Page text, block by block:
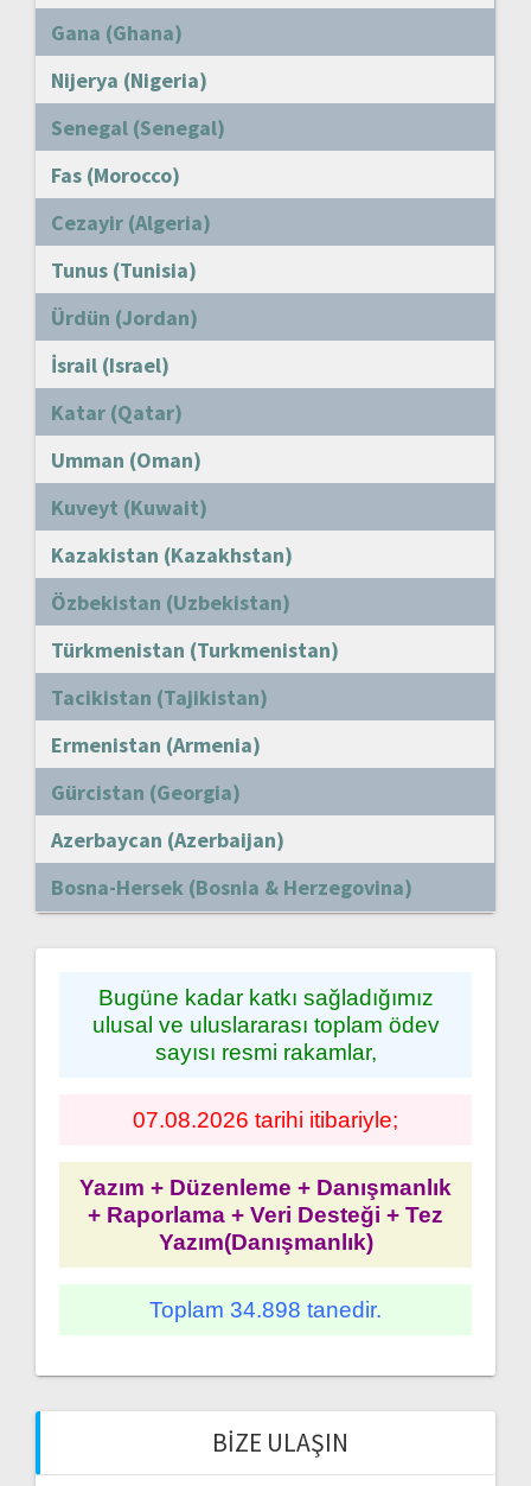
Gana (Ghana)
Nijerya (Nigeria)
Senegal (Senegal)
Fas (Morocco)
Cezayir (Algeria)
Tunus (Tunisia)
Ürdün (Jordan)
İsrail (Israel)
Katar (Qatar)
Umman (Oman)
Kuveyt (Kuwait)
Kazakistan (Kazakhstan)
Özbekistan (Uzbekistan)
Türkmenistan (Turkmenistan)
Tacikistan (Tajikistan)
Ermenistan (Armenia)
Gürcistan (Georgia)
Azerbaycan (Azerbaijan)
Bosna-Hersek (Bosnia & Herzegovina)
Bugüne kadar katkı sağladığımız
ulusal ve uluslararası toplam ödev
sayısı resmi rakamlar,
07.08.2026 tarihi itibariyle;
Yazım + Düzenleme + Danışmanlık
+ Raporlama + Veri Desteği + Tez
Yazım(Danışmanlık)
Toplam 34.898 tanedir.
BIZE ULAŞIN